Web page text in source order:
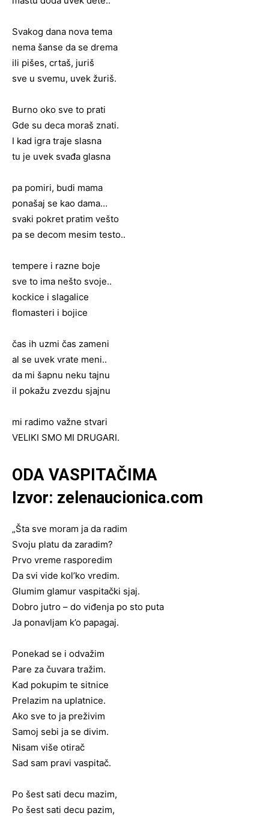
Svakog dana nova tema
nema šanse da se drema
ili pišes, crtaš, juriš
sve u svemu, uvek žuriš.
Burno oko sve to prati
Gde su deca moraš znati.
I kad igra traje slasna
tu je uvek svađa glasna
pa pomiri, budi mama
ponašaj se kao dama…
svaki pokret pratim vešto
pa se decom mesim testo..
tempere i razne boje
sve to ima nešto svoje..
kockice i slagalice
flomasteri i bojice
čas ih uzmi čas zameni
al se uvek vrate meni..
da mi šapnu neku tajnu
il pokažu zvezdu sjajnu
mi radimo važne stvari
VELIKI SMO MI DRUGARI.
ODA VASPITAČIMA
Izvor: zelenaucionica.com
„Šta sve moram ja da radim
Svoju platu da zaradim?
Prvo vreme rasporedim
Da svi vide kol’ko vredim.
Glumim glamur vaspitački sjaj.
Dobro jutro – do viđenja po sto puta
Ja ponavljam k’o papagaj.
Ponekad se i odvažim
Pare za čuvara tražim.
Kad pokupim te sitnice
Prelazim na uplatnice.
Ako sve to ja preživim
Samoj sebi ja se divim.
Nisam više otirač
Sad sam pravi vaspitač.
Po šest sati decu mazim,
Po šest sati decu pazim,